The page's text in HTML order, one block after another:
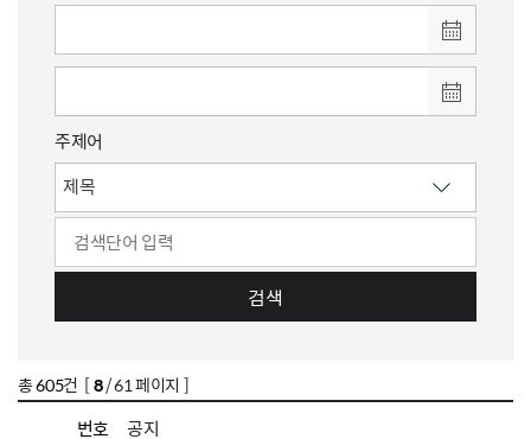
주제어
검색
총605건 [8/ 61 페이지 ]
번호
공지